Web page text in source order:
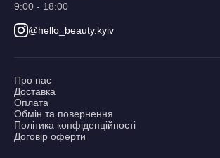
9:00 - 18:00
@hello_beauty.kyiv
Про нас
Доставка
Оплата
Обмін та повернення
Політика конфіденційності
Договір оферти